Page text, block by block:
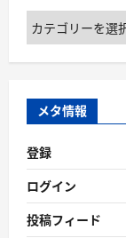
カ
テ
ゴ
ー
メタ情報
登録
ログイン
投稿フィード